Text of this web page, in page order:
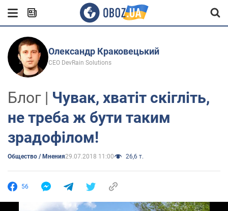
Олександр Краковецький
CEO DevRain Solutions
Блог | Чувак, хватіт скігліть,
не треба ж бути таким
зрадофілом!
Общество / Мнения29.07.2018 11:00 26,6 т.
56